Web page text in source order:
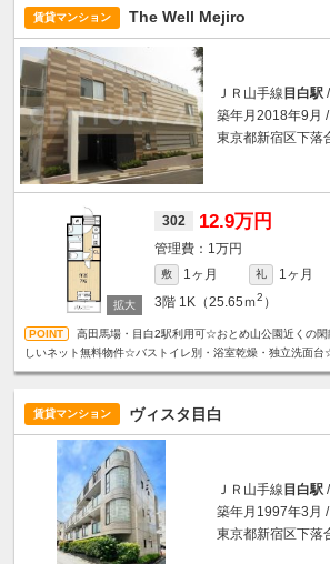
賃貸マンション The Well Mejiro
ＪＲ山手線 目白駅
築年月2018年9月
東京都新宿区下落
302 12.9万円
1万円
敷 1ヶ月 礼
1ヶ月
3階 1K（25.65ｍ2 ）
高田馬場・目白2駅利用可☆おとめ山公園近くの
しいネット無料物件☆バストイレ別・浴室乾燥・独立洗面台
賃貸マンション ヴィスタ目白
ＪＲ山手線 目白駅
築年月1997年3月
東京都新宿区下落